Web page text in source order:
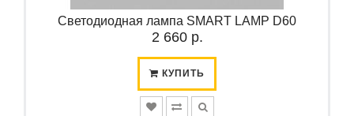
Светодиодная лампа SMART LAMP D60
2 660 р.
КУПИТЬ